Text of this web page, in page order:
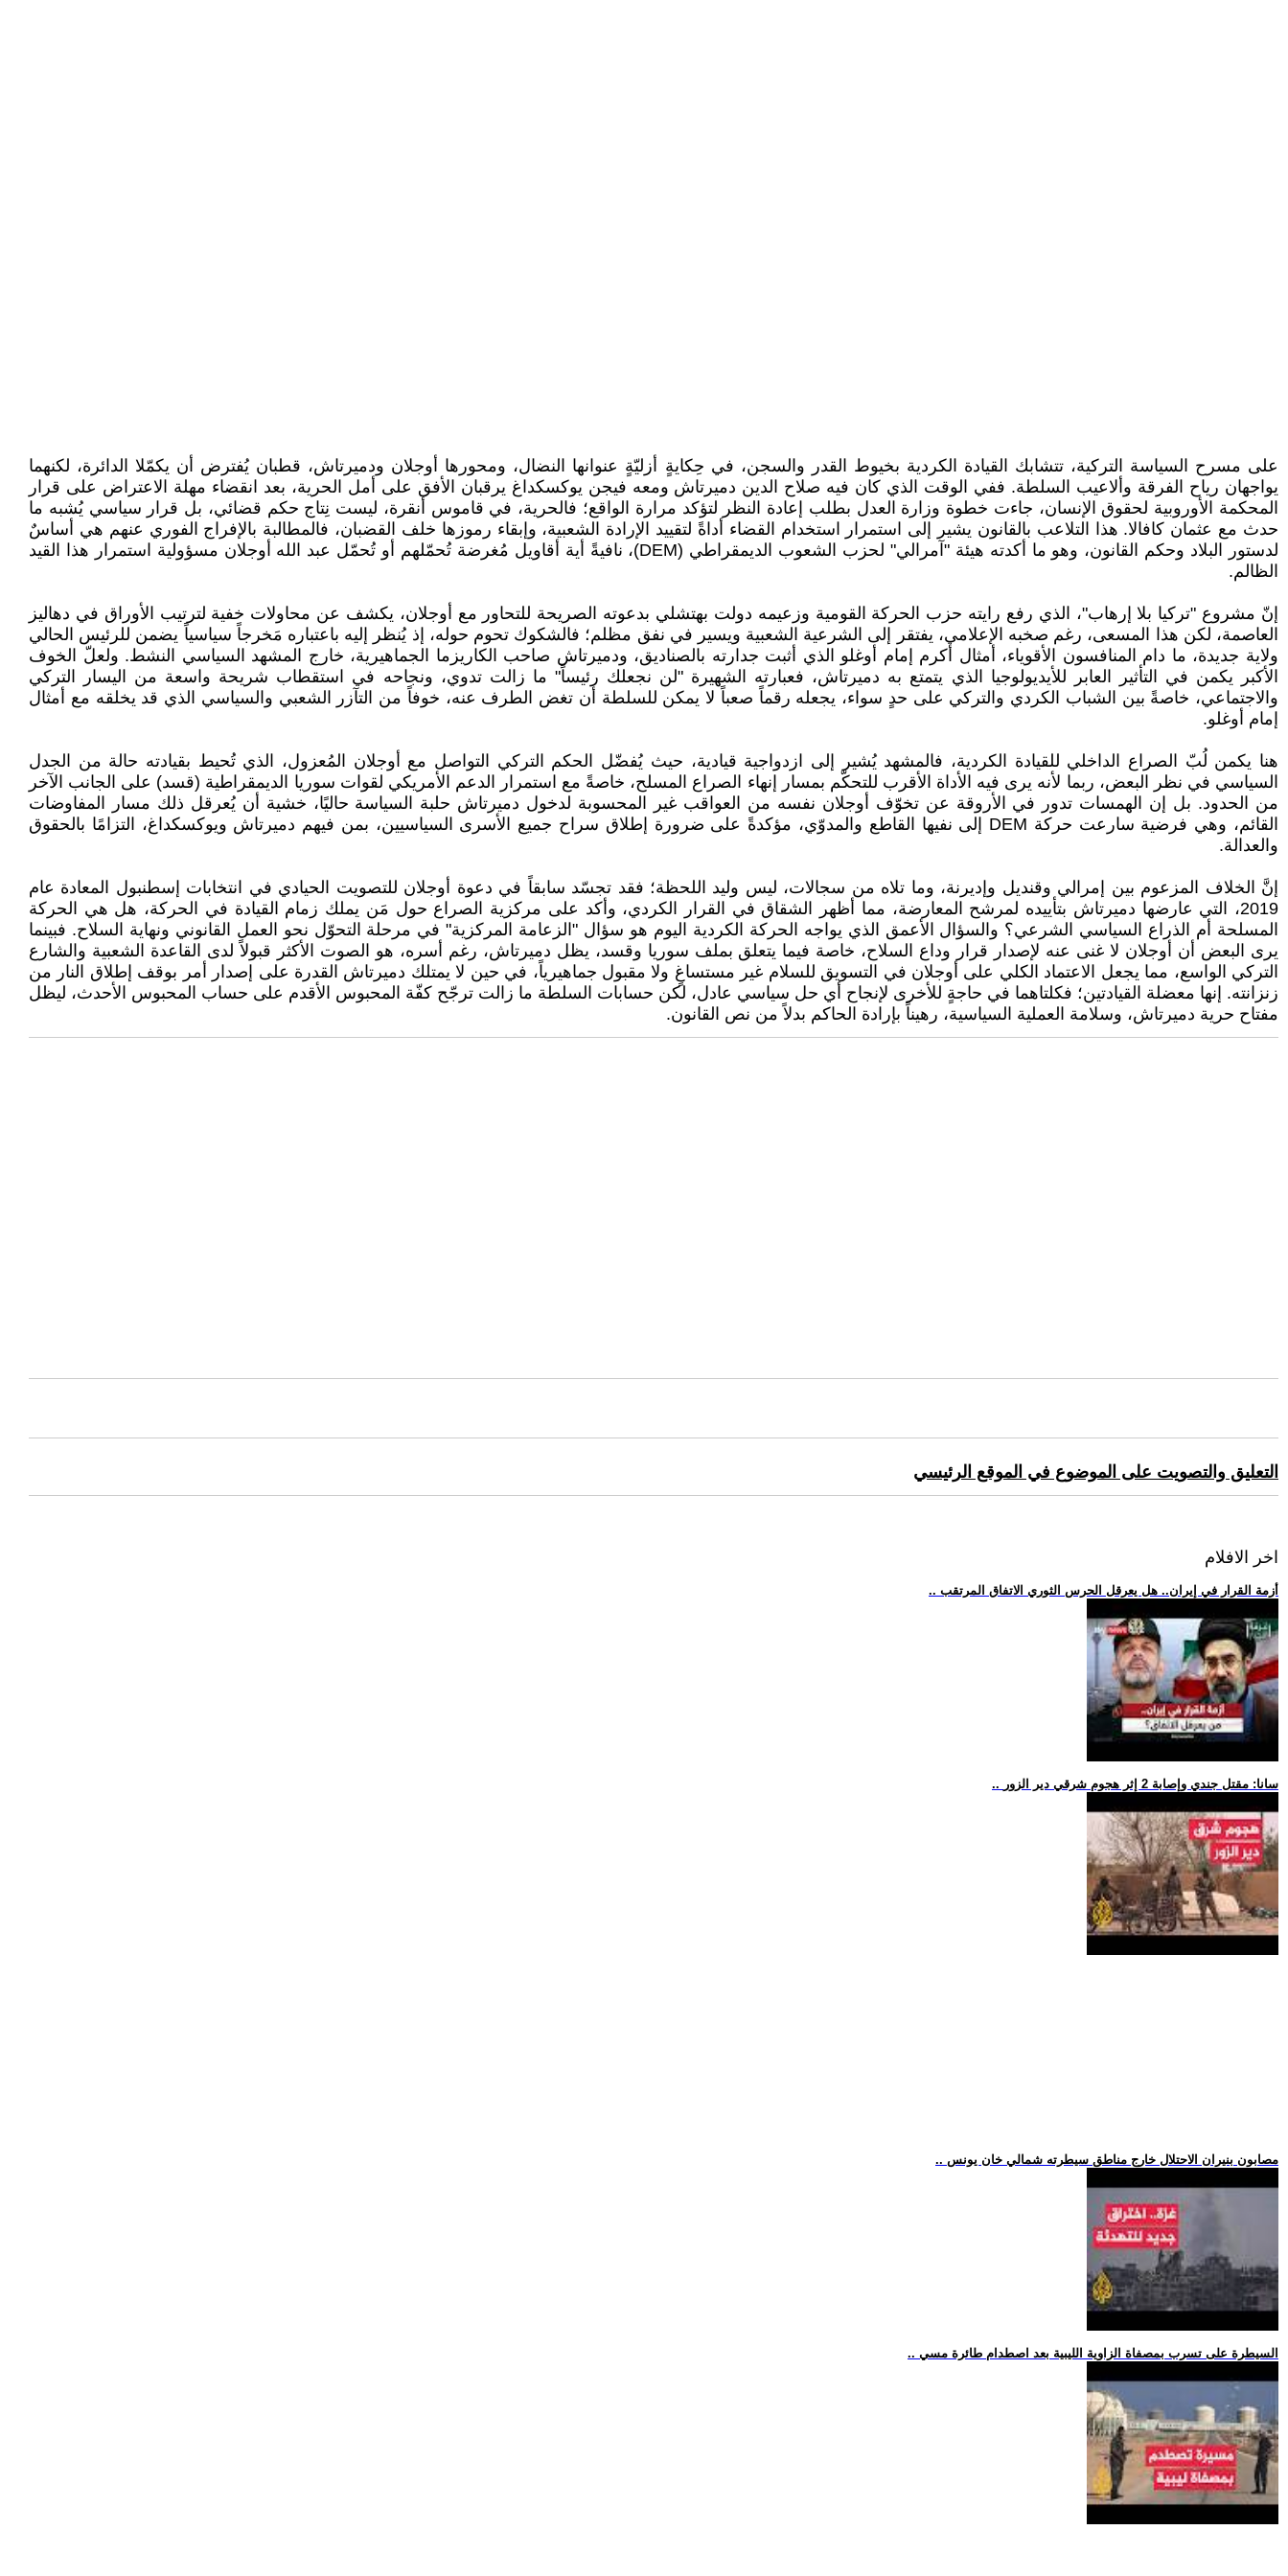
على مسرح السياسة التركية، تتشابك القيادة الكردية بخيوط القدر والسجن، في حِكايةٍ أزليّةٍ عنوانها النضال، ومحورها أوجلان ودميرتاش، قطبان يُفترض أن يكمّلا الدائرة، لكنهما
يواجهان رياح الفرقة وألاعيب السلطة. ففي الوقت الذي كان فيه صلاح الدين دميرتاش ومعه فيجن يوكسكداغ يرقبان الأفق على أمل الحرية، بعد انقضاء مهلة الاعتراض على قرار
المحكمة الأوروبية لحقوق الإنسان، جاءت خطوة وزارة العدل بطلب إعادة النظر لتؤكد مرارة الواقع؛ فالحرية، في قاموس أنقرة، ليست نِتاج حكم قضائي، بل قرار سياسي يُشبه ما
حدث مع عثمان كافالا. هذا التلاعب بالقانون يشير إلى استمرار استخدام القضاء أداةً لتقييد الإرادة الشعبية، وإبقاء رموزها خلف القضبان، فالمطالبة بالإفراج الفوري عنهم هي أساسٌ
لدستور البلاد وحكم القانون، وهو ما أكدته هيئة "آمرالي" لحزب الشعوب الديمقراطي (DEM)، نافيةً أية أقاويل مُغرضة تُحمّلهم أو تُحمّل عبد الله أوجلان مسؤولية استمرار هذا القيد
الظالم.
إنّ مشروع "تركيا بلا إرهاب"، الذي رفع رايته حزب الحركة القومية وزعيمه دولت بهتشلي بدعوته الصريحة للتحاور مع أوجلان، يكشف عن محاولات خفية لترتيب الأوراق في دهاليز
العاصمة، لكن هذا المسعى، رغم صخبه الإعلامي، يفتقر إلى الشرعية الشعبية ويسير في نفق مظلم؛ فالشكوك تحوم حوله، إذ يُنظر إليه باعتباره مَخرجاً سياسياً يضمن للرئيس الحالي
ولاية جديدة، ما دام المنافسون الأقوياء، أمثال أكرم إمام أوغلو الذي أثبت جدارته بالصناديق، ودميرتاش صاحب الكاريزما الجماهيرية، خارج المشهد السياسي النشط. ولعلّ الخوف
الأكبر يكمن في التأثير العابر للأيديولوجيا الذي يتمتع به دميرتاش، فعبارته الشهيرة "لن نجعلك رئيساً" ما زالت تدوي، ونجاحه في استقطاب شريحة واسعة من اليسار التركي
والاجتماعي، خاصةً بين الشباب الكردي والتركي على حدٍ سواء، يجعله رقماً صعباً لا يمكن للسلطة أن تغض الطرف عنه، خوفاً من التآزر الشعبي والسياسي الذي قد يخلقه مع أمثال
إمام أوغلو.
هنا يكمن لُبّ الصراع الداخلي للقيادة الكردية، فالمشهد يُشير إلى ازدواجية قيادية، حيث يُفضّل الحكم التركي التواصل مع أوجلان المُعزول، الذي تُحيط بقيادته حالة من الجدل
السياسي في نظر البعض، ربما لأنه يرى فيه الأداة الأقرب للتحكّم بمسار إنهاء الصراع المسلح، خاصةً مع استمرار الدعم الأمريكي لقوات سوريا الديمقراطية (قسد) على الجانب الآخر
من الحدود. بل إن الهمسات تدور في الأروقة عن تخوّف أوجلان نفسه من العواقب غير المحسوبة لدخول دميرتاش حلبة السياسة حاليًا، خشية أن يُعرقل ذلك مسار المفاوضات
القائم، وهي فرضية سارعت حركة DEM إلى نفيها القاطع والمدوّي، مؤكدةً على ضرورة إطلاق سراح جميع الأسرى السياسيين، بمن فيهم دميرتاش ويوكسكداغ، التزامًا بالحقوق
والعدالة.
إنَّ الخلاف المزعوم بين إمرالي وقنديل وإديرنة، وما تلاه من سجالات، ليس وليد اللحظة؛ فقد تجسّد سابقاً في دعوة أوجلان للتصويت الحيادي في انتخابات إسطنبول المعادة عام
2019، التي عارضها دميرتاش بتأييده لمرشح المعارضة، مما أظهر الشقاق في القرار الكردي، وأكد على مركزية الصراع حول مَن يملك زمام القيادة في الحركة، هل هي الحركة
المسلحة أم الذراع السياسي الشرعي؟ والسؤال الأعمق الذي يواجه الحركة الكردية اليوم هو سؤال "الزعامة المركزية" في مرحلة التحوّل نحو العمل القانوني ونهاية السلاح. فبينما
يرى البعض أن أوجلان لا غنى عنه لإصدار قرار وداع السلاح، خاصة فيما يتعلق بملف سوريا وقسد، يظل دميرتاش، رغم أسره، هو الصوت الأكثر قبولاً لدى القاعدة الشعبية والشارع
التركي الواسع، مما يجعل الاعتماد الكلي على أوجلان في التسويق للسلام غير مستساغٍ ولا مقبول جماهيرياً، في حين لا يمتلك دميرتاش القدرة على إصدار أمر بوقف إطلاق النار من
زنزانته. إنها معضلة القيادتين؛ فكلتاهما في حاجةٍ للأخرى لإنجاح أي حل سياسي عادل، لكن حسابات السلطة ما زالت ترجّح كفّة المحبوس الأقدم على حساب المحبوس الأحدث، ليظل
مفتاح حرية دميرتاش، وسلامة العملية السياسية، رهيناً بإرادة الحاكم بدلاً من نص القانون.
التعليق والتصويت على الموضوع في الموقع الرئيسي
اخر الافلام
.. أزمة القرار في إيران.. هل يعرقل الحرس الثوري الاتفاق المرتقب
.. سانا: مقتل جندي وإصابة 2 إثر هجوم شرقي دير الزور
.. مصابون بنيران الاحتلال خارج مناطق سيطرته شمالي خان يونس
.. السيطرة على تسرب بمصفاة الزاوية الليبية بعد اصطدام طائرة مسي